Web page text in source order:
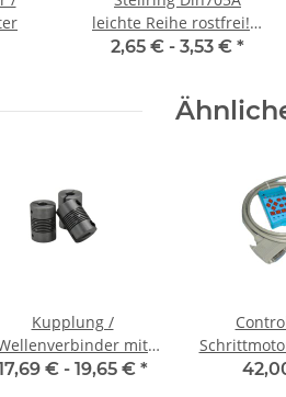
leichte Reihe rostfrei! 8
mm
2,65 € - 3,53 € *
Kupplung /
mit
WSV-K 18
€ - 19,65 € *
5